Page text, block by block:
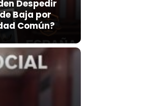
Despedir
Baja por
Común?